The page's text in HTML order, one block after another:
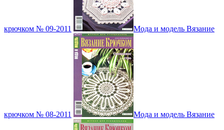
крючком № 09-2011 Мода и модель Вязание
крючком № 08-2011 Мода и модель Вязание